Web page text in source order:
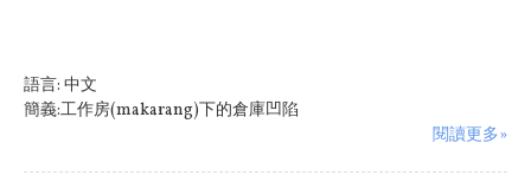
語言: 中文
簡義:工作房(makarang)下的倉庫凹陷
閱讀更多»